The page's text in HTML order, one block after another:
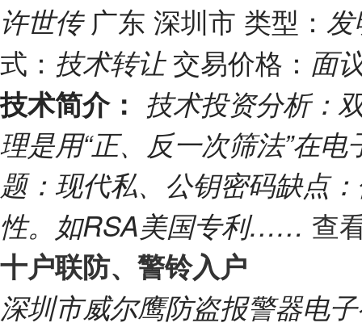
许世传 广东 深圳市 类型： 发
式： 技术转让 交易价格： 面
技术简介： 技术投资分析：
理是用“正、反一次筛法”在
题：现代私、公钥密码缺点
性。如RSA美国专利…… 查
十户联防、警铃入户
深圳市威尔鹰防盗报警器电